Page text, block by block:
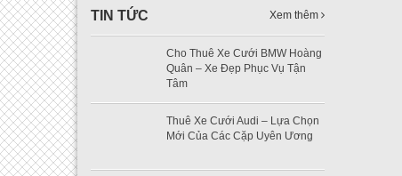
TIN TỨC Xem thêm
Cho Thuê Xe Cưới BMW Hoàng
Quân – Xe Đẹp Phục Vụ Tận
Tâm
Thuê Xe Cưới Audi – Lựa Chọn
Mới Của Các Cặp Uyên Ương